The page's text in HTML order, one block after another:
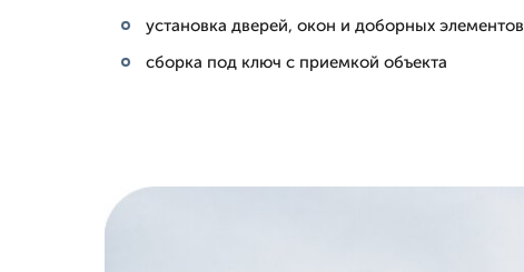
установка дверей, окон и доборных элементов
сборка под ключ с приемкой объекта